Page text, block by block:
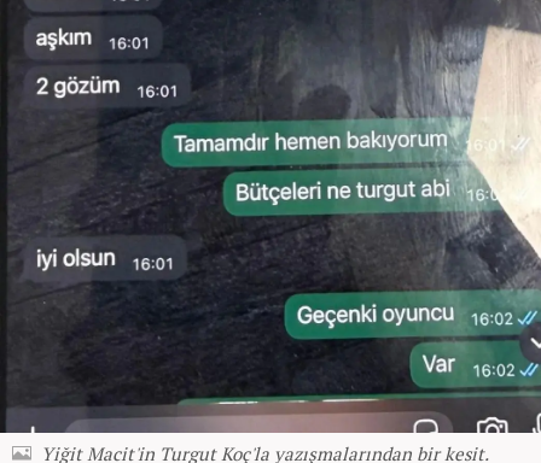
Yiğit Macit'in Turgut Koç'la yazışmalarından bir kesit.